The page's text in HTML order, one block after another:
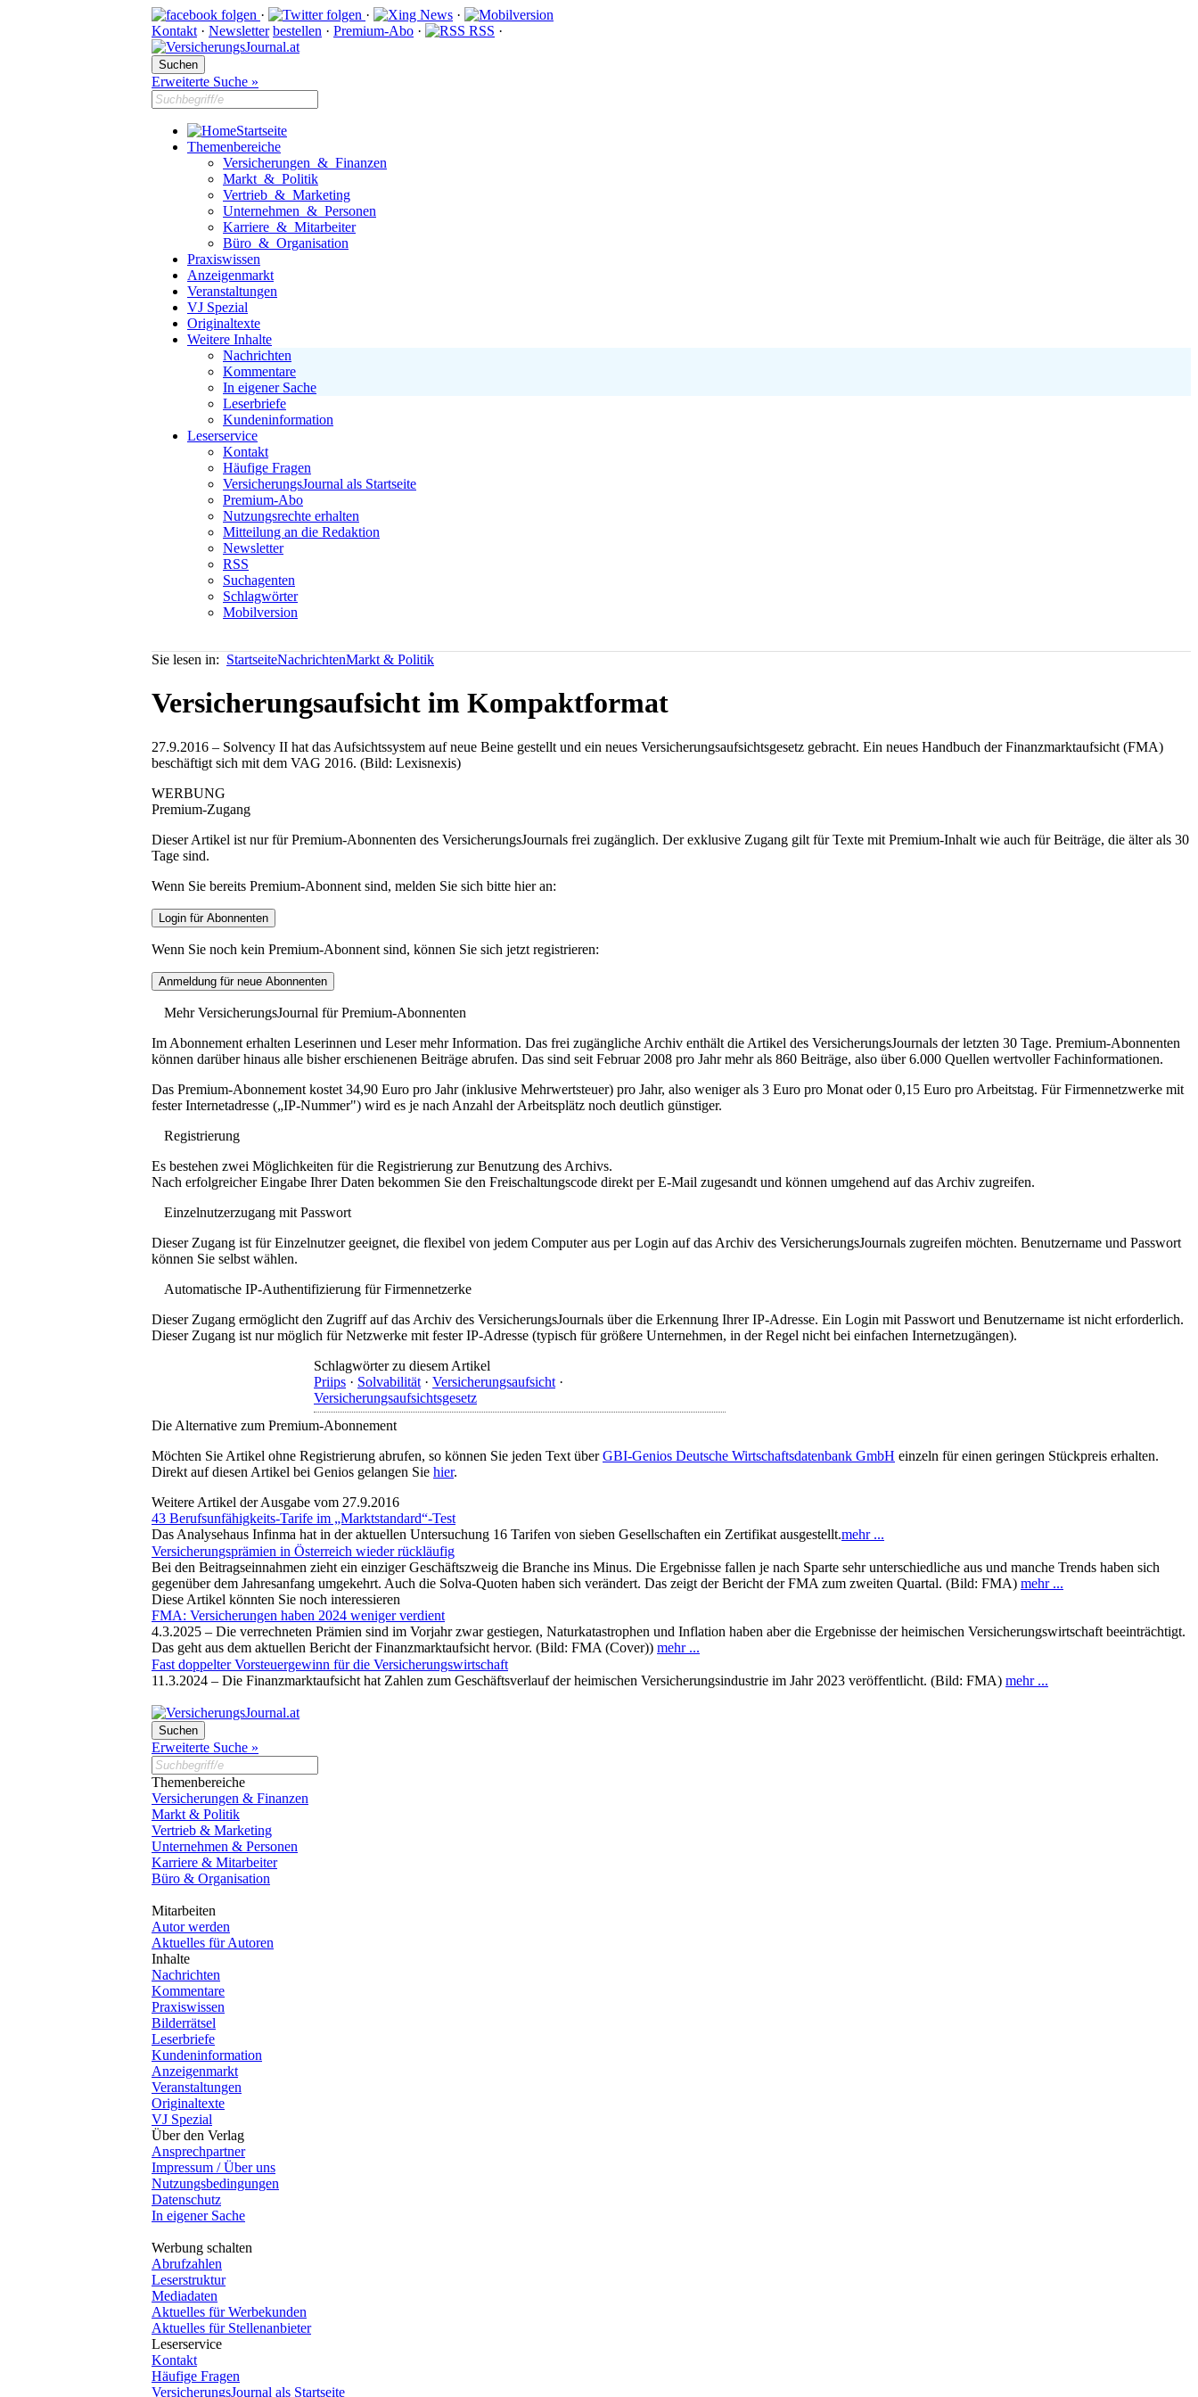
· ·
·
Kontakt · Newsletter bestellen · Premium-Abo · RSS ·
Erweiterte Suche »
Startseite
Themenbereiche
Versicherungen & Finanzen
Markt & Politik
Vertrieb & Marketing
Unternehmen & Personen
Karriere & Mitarbeiter
Büro & Organisation
Praxiswissen
Anzeigenmarkt
Veranstaltungen
VJ Spezial
Originaltexte
Weitere Inhalte
Nachrichten
Kommentare
In eigener Sache
Leserbriefe
Kundeninformation
Leserservice
Kontakt
Häufige Fragen
VersicherungsJournal als Startseite
Premium-Abo
Nutzungsrechte erhalten
Mitteilung an die Redaktion
Newsletter
RSS
Suchagenten
Schlagwörter
Mobilversion
Sie lesen in: StartseiteNachrichtenMarkt & Politik
Versicherungsaufsicht im Kompaktformat
27.9.2016 – Solvency II hat das Aufsichtssystem auf neue Beine gestellt und ein neues Versicherungsaufsichtsgesetz gebracht. Ein neues Handbuch der Finanzmarktaufsicht (FMA)
beschäftigt sich mit dem VAG 2016. (Bild: Lexisnexis)
WERBUNG
Premium-Zugang
Dieser Artikel ist nur für Premium-Abonnenten des VersicherungsJournals frei zugänglich. Der exklusive Zugang gilt für Texte mit Premium-Inhalt wie auch für Beiträge, die älter als 30
Tage sind.
Wenn Sie bereits Premium-Abonnent sind, melden Sie sich bitte hier an:
Wenn Sie noch kein Premium-Abonnent sind, können Sie sich jetzt registrieren:
Mehr VersicherungsJournal für Premium-Abonnenten
Im Abonnement erhalten Leserinnen und Leser mehr Information. Das frei zugängliche Archiv enthält die Artikel des VersicherungsJournals der letzten 30 Tage. Premium-Abonnenten
können darüber hinaus alle bisher erschienenen Beiträge abrufen. Das sind seit Februar 2008 pro Jahr mehr als 860 Beiträge, also über 6.000 Quellen wertvoller Fachinformationen.
Das Premium-Abonnement kostet 34,90 Euro pro Jahr (inklusive Mehrwertsteuer) pro Jahr, also weniger als 3 Euro pro Monat oder 0,15 Euro pro Arbeitstag. Für Firmennetzwerke mit
fester Internetadresse („IP-Nummer") wird es je nach Anzahl der Arbeitsplätz noch deutlich günstiger.
Registrierung
Es bestehen zwei Möglichkeiten für die Registrierung zur Benutzung des Archivs.
Nach erfolgreicher Eingabe Ihrer Daten bekommen Sie den Freischaltungscode direkt per E-Mail zugesandt und können umgehend auf das Archiv zugreifen.
Einzelnutzerzugang mit Passwort
Dieser Zugang ist für Einzelnutzer geeignet, die flexibel von jedem Computer aus per Login auf das Archiv des VersicherungsJournals zugreifen möchten. Benutzername und Passwort
können Sie selbst wählen.
Automatische IP-Authentifizierung für Firmennetzerke
Dieser Zugang ermöglicht den Zugriff auf das Archiv des VersicherungsJournals über die Erkennung Ihrer IP-Adresse. Ein Login mit Passwort und Benutzername ist nicht erforderlich.
Dieser Zugang ist nur möglich für Netzwerke mit fester IP-Adresse (typisch für größere Unternehmen, in der Regel nicht bei einfachen Internetzugängen).
Schlagwörter zu diesem Artikel
Priips · Solvabilität · Versicherungsaufsicht ·
Versicherungsaufsichtsgesetz
Die Alternative zum Premium-Abonnement
Möchten Sie Artikel ohne Registrierung abrufen, so können Sie jeden Text überGBI-Genios Deutsche Wirtschaftsdatenbank GmbH einzeln für einen geringen Stückpreis erhalten.
Direkt auf diesen Artikel bei Genios gelangen Sie hier.
Weitere Artikel der Ausgabe vom 27.9.2016
43 Berufsunfähigkeits-Tarife im „Marktstandard“-Test
Das Analysehaus Infinma hat in der aktuellen Untersuchung 16 Tarifen von sieben Gesellschaften ein Zertifikat ausgestellt.mehr ...
Versicherungsprämien in Österreich wieder rückläufig
Bei den Beitragseinnahmen zieht ein einziger Geschäftszweig die Branche ins Minus. Die Ergebnisse fallen je nach Sparte sehr unterschiedliche aus und manche Trends haben sich
gegenüber dem Jahresanfang umgekehrt. Auch die Solva-Quoten haben sich verändert. Das zeigt der Bericht der FMA zum zweiten Quartal. (Bild: FMA) mehr ...
Diese Artikel könnten Sie noch interessieren
FMA: Versicherungen haben 2024 weniger verdient
4.3.2025 – Die verrechneten Prämien sind im Vorjahr zwar gestiegen, Naturkatastrophen und Inflation haben aber die Ergebnisse der heimischen Versicherungswirtschaft beeinträchtigt.
Das geht aus dem aktuellen Bericht der Finanzmarktaufsicht hervor. (Bild: FMA (Cover)) mehr ...
Fast doppelter Vorsteuergewinn für die Versicherungswirtschaft
11.3.2024 – Die Finanzmarktaufsicht hat Zahlen zum Geschäftsverlauf der heimischen Versicherungsindustrie im Jahr 2023 veröffentlicht. (Bild: FMA) mehr ...
Erweiterte Suche »
Themenbereiche
Versicherungen & Finanzen
Markt & Politik
Vertrieb & Marketing
Unternehmen & Personen
Karriere & Mitarbeiter
Büro & Organisation
Mitarbeiten
Autor werden
Aktuelles für Autoren
Inhalte
Nachrichten
Kommentare
Praxiswissen
Bilderrätsel
Leserbriefe
Kundeninformation
Anzeigenmarkt
Veranstaltungen
Originaltexte
VJ Spezial
Über den Verlag
Ansprechpartner
Impressum / Über uns
Nutzungsbedingungen
Datenschutz
In eigener Sache
Werbung schalten
Abrufzahlen
Leserstruktur
Mediadaten
Aktuelles für Werbekunden
Aktuelles für Stellenanbieter
Leserservice
Kontakt
Häufige Fragen
VersicherungsJournal als Startseite